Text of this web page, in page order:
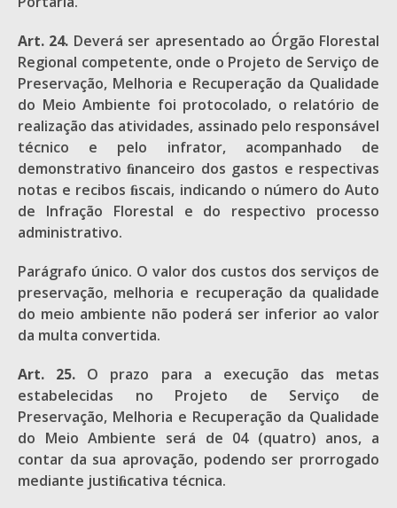
Art. 24. Deverá ser apresentado ao Órgão Florestal
Regional competente, onde o Projeto de Serviço de
Preservação, Melhoria e Recuperação da Qualidade
do Meio Ambiente foi protocolado, o relatório de
realização das atividades, assinado pelo responsável
técnico e pelo infrator, acompanhado de
demonstrativo ﬁnanceiro dos gastos e respectivas
notas e recibos ﬁscais, indicando o número do Auto
de Infração Florestal e do respectivo processo
administrativo.
Parágrafo único. O valor dos custos dos serviços de
preservação, melhoria e recuperação da qualidade
do meio ambiente não poderá ser inferior ao valor
da multa convertida.
Art. 25. O prazo para a execução das metas
estabelecidas no Projeto de Serviço de
Preservação, Melhoria e Recuperação da Qualidade
do Meio Ambiente será de 04 (quatro) anos, a
contar da sua aprovação, podendo ser prorrogado
mediante justiﬁcativa técnica.